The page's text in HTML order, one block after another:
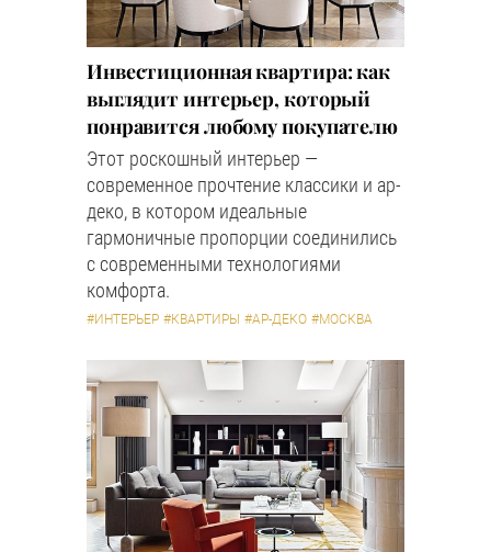
Инвестиционная квартира: как
выглядит интерьер, который
понравится любому покупателю
Этот роскошный интерьер —
современное прочтение классики и ар-
деко, в котором идеальные
гармоничные пропорции соединились
с современными технологиями
комфорта.
#ИНТЕРЬЕР #КВАРТИРЫ #АР-ДЕКО #МОСКВА